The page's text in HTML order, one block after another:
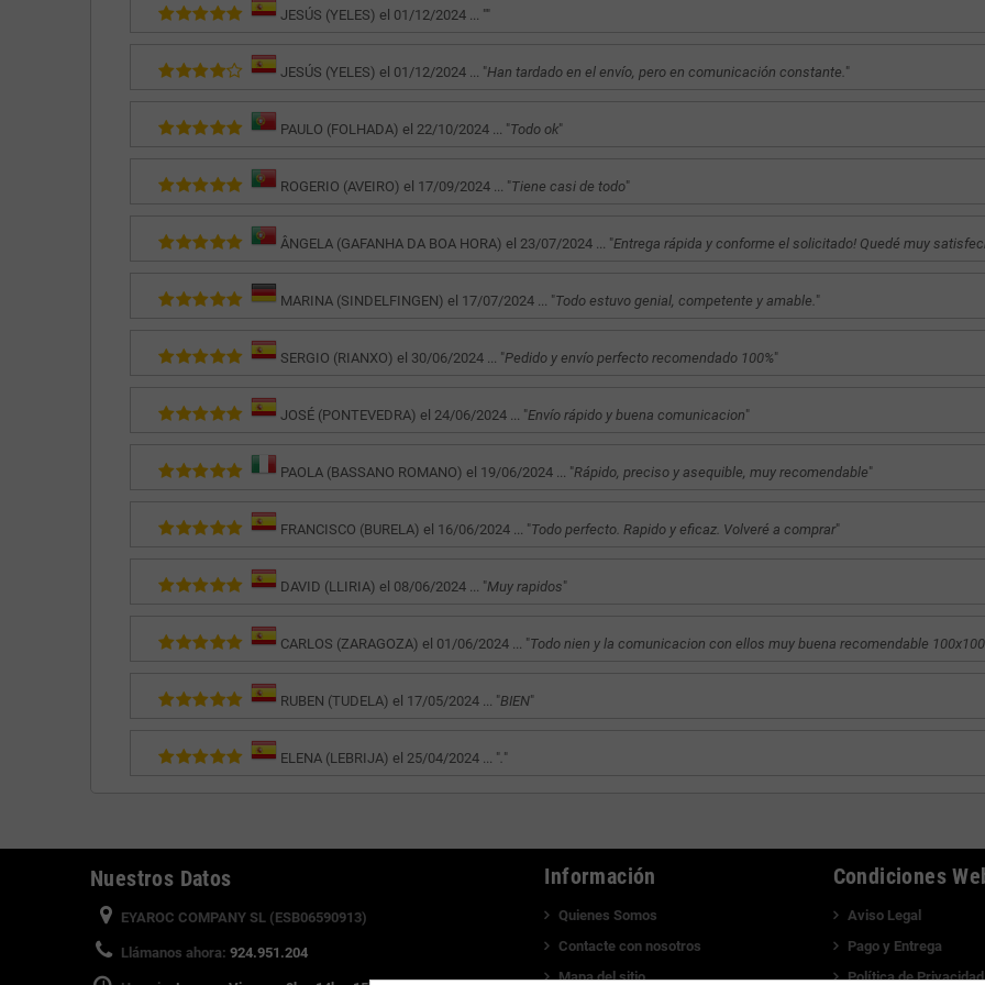
JESÚS (YELES) el 01/12/2024 ... ""
JESÚS (YELES) el 01/12/2024 ... "Han tardado en el envío, pero en comunicación constante. "
PAULO (FOLHADA) el 22/10/2024 ... "Todo ok"
ROGERIO (AVEIRO) el 17/09/2024 ... "Tiene casi de todo"
ÂNGELA (GAFANHA DA BOA HORA) el 23/07/2024 ... "Entrega rápida y conforme el solicitado! Quedé muy
MARINA (SINDELFINGEN) el 17/07/2024 ... "Todo estuvo genial, competente y amable. "
SERGIO (RIANXO) el 30/06/2024 ... "Pedido y envío perfecto recomendado 100%"
JOSÉ (PONTEVEDRA) el 24/06/2024 ... "Envío rápido y buena comunicacion"
PAOLA (BASSANO ROMANO) el 19/06/2024 ... "Rápido, preciso y asequible, muy recomendable"
FRANCISCO (BURELA) el 16/06/2024 ... "Todo perfecto. Rapido y eficaz. Volveré a comprar"
DAVID (LLIRIA) el 08/06/2024 ... "Muy rapidos"
CARLOS (ZARAGOZA) el 01/06/2024 ... "Todo nien y la comunicacion con ellos muy buena recomendable 100x100
RUBEN (TUDELA) el 17/05/2024 ... "BIEN"
ELENA (LEBRIJA) el 25/04/2024 ... ". "
Nuestros Datos
EYAROC COMPANY SL (ESB06590913)
Llámanos ahora: 924.951.204
Información
Quienes Somos
Contacte con nosotros
Mapa del sitio
Condiciones
Aviso Legal
Pago y Entrega
Política de Privacidad